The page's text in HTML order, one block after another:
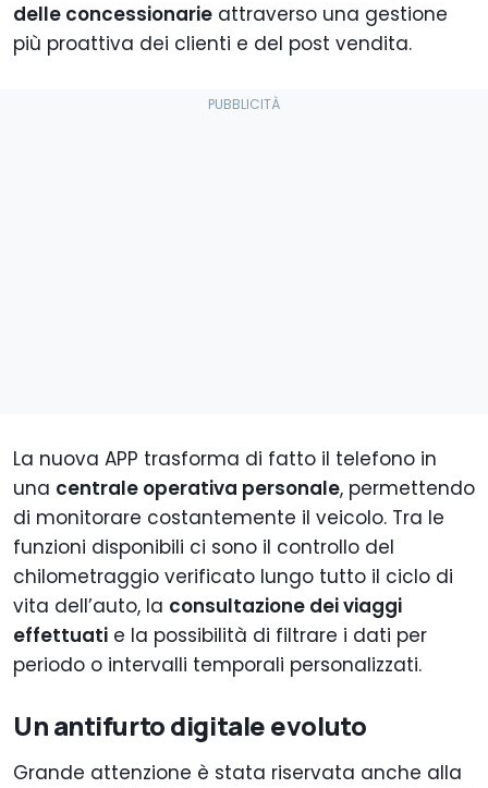
delle concessionarie attraverso una gestione
più proattiva dei clienti e del post vendita.
La nuova APP trasforma di fatto il telefono in
una centrale operativa personale, permettendo
di monitorare costantemente il veicolo. Tra le
funzioni disponibili ci sono il controllo del
chilometraggio verificato lungo tutto il ciclo di
vita dell’auto, la consultazione dei viaggi
effettuati e la possibilità di filtrare i dati per
periodo o intervalli temporali personalizzati.
Un antifurto digitale evoluto
Grande attenzione è stata riservata anche alla